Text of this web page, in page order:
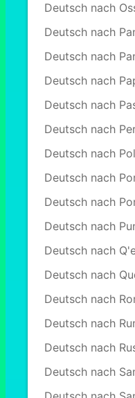
Deutsch nach
Deutsch nach
Deutsch nach
Deutsch nach
Deutsch nach
Deutsch nach
Deutsch nach
Deutsch nach
Deutsch nach
Deutsch nach
Deutsch nach
Deutsch nach
Deutsch nach
Deutsch nach
Deutsch nach
Deutsch nach